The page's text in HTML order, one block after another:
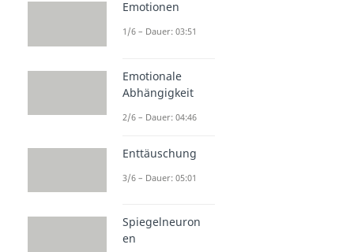
Emotionen
1/6 – Dauer: 03:51
Emotionale
Abhängigkeit
2/6 – Dauer: 04:46
Enttäuschung
3/6 – Dauer: 05:01
Spiegelneuron
en